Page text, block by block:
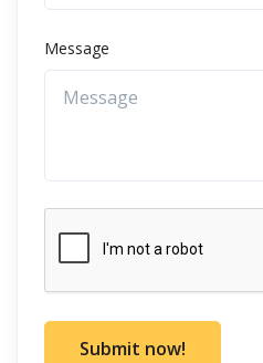
Message
Submit now!